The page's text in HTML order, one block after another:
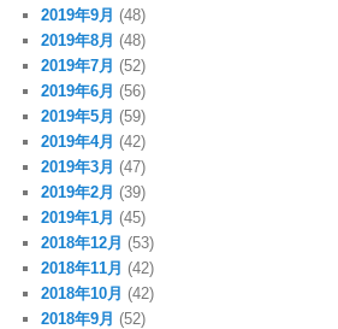
2019年9月 (48)
2019年8月 (48)
2019年7月 (52)
2019年6月 (56)
2019年5月 (59)
2019年4月 (42)
2019年3月 (47)
2019年2月 (39)
2019年1月 (45)
2018年12月 (53)
2018年11月 (42)
2018年10月 (42)
2018年9月 (52)